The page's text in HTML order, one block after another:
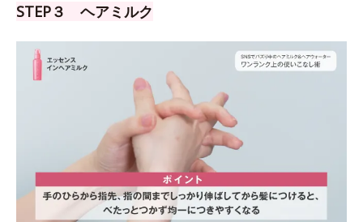
STEP３ ヘアミルク